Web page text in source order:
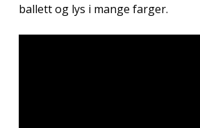
ballett og lys i mange farger.